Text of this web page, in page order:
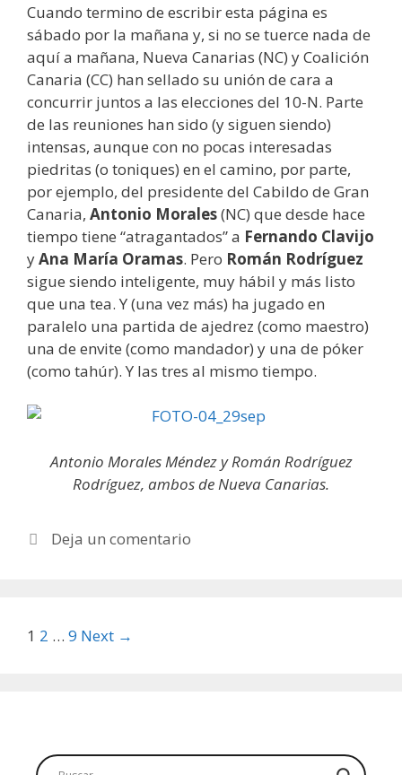
Cuando termino de escribir esta página es
sábado por la mañana y, si no se tuerce nada de
aquí a mañana, Nueva Canarias (NC) y Coalición
Canaria (CC) han sellado su unión de cara a
concurrir juntos a las elecciones del 10-N. Parte
de las reuniones han sido (y siguen siendo)
intensas, aunque con no pocas interesadas
piedritas (o toniques) en el camino, por parte,
por ejemplo, del presidente del Cabildo de Gran
Canaria, Antonio Morales(NC) que desde hace
tiempo tiene “atragantados” a Fernando Clavijo
yAna María Oramas. Pero Román Rodríguez
sigue siendo inteligente, muy hábil y más listo
que una tea. Y (una vez más) ha jugado en
paralelo una partida de ajedrez (como maestro)
una de envite (como mandador) y una de póker
(como tahúr). Y las tres al mismo tiempo.
Antonio Morales Méndez y Román Rodríguez
Rodríguez, ambos de Nueva Canarias.
Deja un comentario
Post
1 2 … 9 Next →